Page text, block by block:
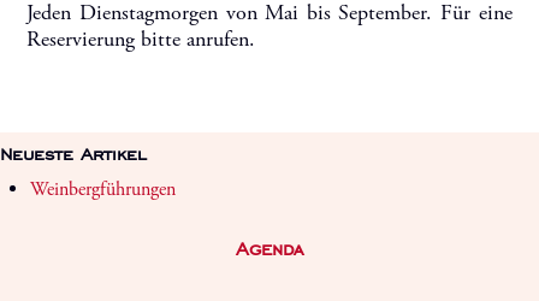
Jeden Dienstagmorgen von Mai bis September. Für eine
Reservierung bitte anrufen.
Neueste Artikel
Weinbergführungen
Agenda